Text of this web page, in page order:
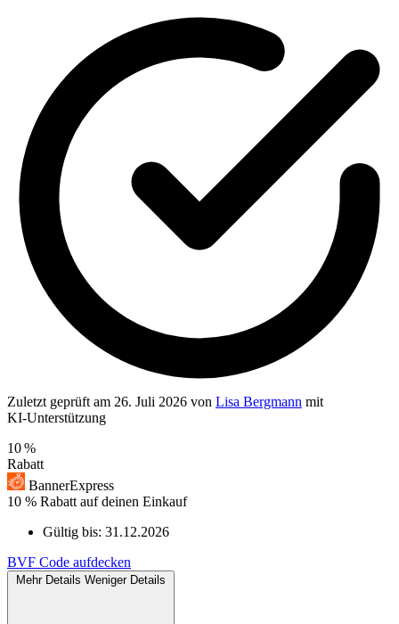
Zuletzt geprüft am 26. Juli 2026 von Lisa Bergmann mit
KI‑Unterstützung
10 %
Rabatt
BannerExpress
10 % Rabatt auf deinen Einkauf
Gültig bis: 31.12.2026
BVF Code aufdecken
Mehr Details Weniger Details